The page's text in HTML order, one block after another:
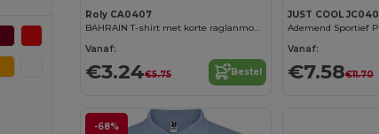
Roly CA0407
BAHRAIN T-shirt met korte raglanmouwen in technisch weefsel
Vanaf:
€3.24€5.75 Bestel
JUST COOL JC040
Vanaf:
€7.58€11.70
-68%